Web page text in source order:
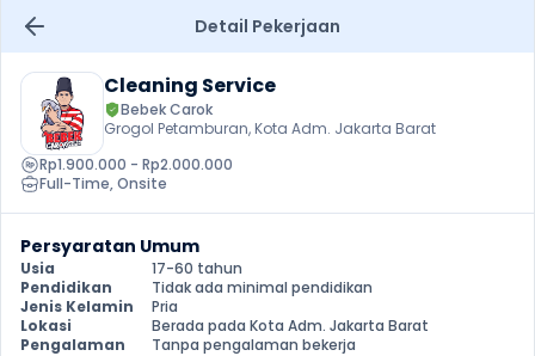
Detail Pekerjaan
Cleaning Service
Bebek Carok
Grogol Petamburan, Kota Adm. Jakarta Barat
Rp1.900.000 - Rp2.000.000
Full-Time, Onsite
Persyaratan Umum
Usia
17-60 tahun
Pendidikan
Tidak ada minimal pendidikan
Jenis Kelamin
Pria
Lokasi
Berada pada Kota Adm. Jakarta Barat
Pengalaman
Tanpa pengalaman bekerja